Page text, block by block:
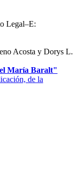
Legal–E:
Acosta y Dorys L.
María Baralt"